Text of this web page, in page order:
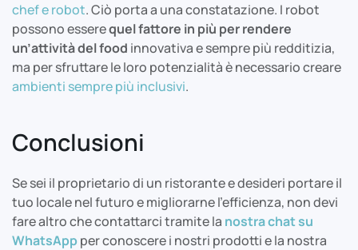
chef e robot. Ciò porta a una constatazione. I robot
possono esserequel fattore in più per rendere
un’attività del food innovativa e sempre più redditizia,
ma per sfruttare le loro potenzialità è necessario creare
ambienti sempre più inclusivi.
Conclusioni
Se sei il proprietario di un ristorante e desideri portare il
tuo locale nel futuro e migliorarne l’efficienza, non devi
fare altro che contattarci tramite la nostra chat su
WhatsAppper conoscere i nostri prodotti e la nostra